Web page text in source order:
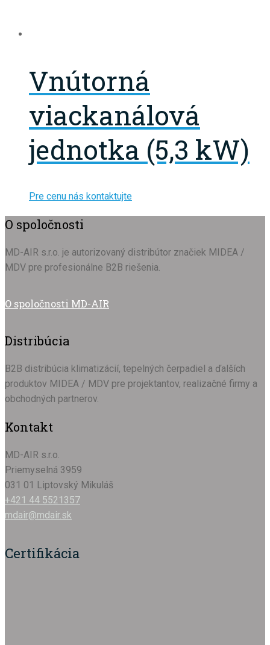
Vnútorná
viackanálová
jednotka (5,3 kW)
Pre cenu nás kontaktujte
O spoločnosti
MD-AIR s.r.o. je autorizovaný distribútor značiek MIDEA /
MDV pre profesionálne B2B riešenia.
O spoločnosti MD-AIR
Distribúcia
B2B distribúcia klimatizácií, tepelných čerpadiel a ďalších
produktov MIDEA / MDV pre projektantov, realizačné firmy a
obchodných partnerov.
Kontakt
MD-AIR s.r.o.
Priemyselná 3959
031 01 Liptovský Mikuláš
+421 44 5521357
mdair@mdair.sk
Certifikácia